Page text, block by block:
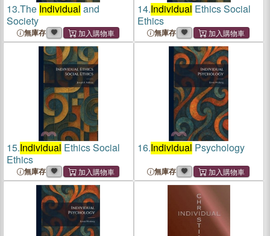
13.The Individual and
Society
無庫存
14.Individual Ethics Social
Ethics
無庫存
15.Individual Ethics Social
Ethics
無庫存
16.Individual Psychology
無庫存